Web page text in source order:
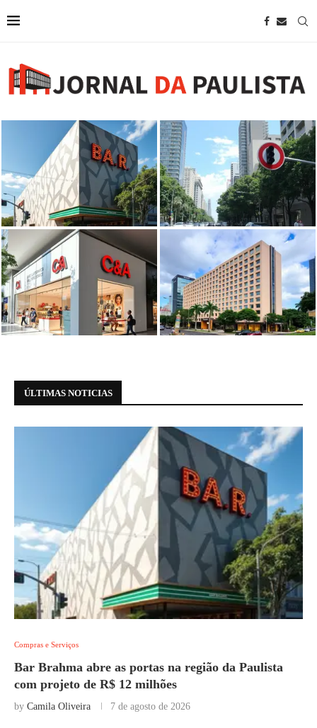
Bar Brahma abre as portas na
região da Paulista com projeto
de...
SP restringe uso de som na
Avenida Paulista
C&A abrirá nova unidade na
Avenida Paulista em agosto, em
meio à...
Wyndham anuncia novo hotel em
São Paulo próximo à Avenida
Paulista
ÚLTIMAS NOTICIAS
Compras e Serviços
Bar Brahma abre as portas na região da Paulista
com projeto de R$ 12 milhões
by Camila Oliveira 7 de agosto de 2026